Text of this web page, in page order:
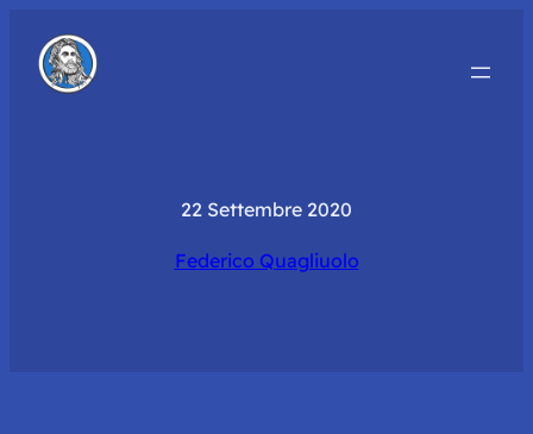
22 Settembre 2020
Federico Quagliuolo